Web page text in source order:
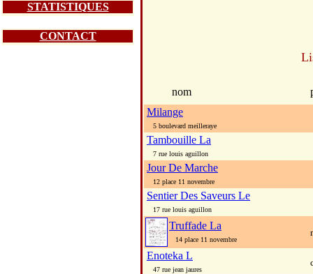
STATISTIQUES
CONTACT
nom
Milange
5 boulevard meilleraye
Tambouille La
7 rue louis aguillon
Jour De Marche
12 place 11 novembre
Sentier Des Saveurs Le
17 rue louis aguillon
Truffade La
14 place 11 novembre
Enoteka L
47 rue jean jaures